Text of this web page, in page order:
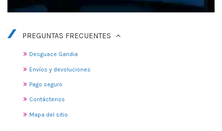
PREGUNTAS FRECUENTES
Desguace Gandia
Envíos y devoluciones
Pago seguro
Contáctenos
Mapa del sitio